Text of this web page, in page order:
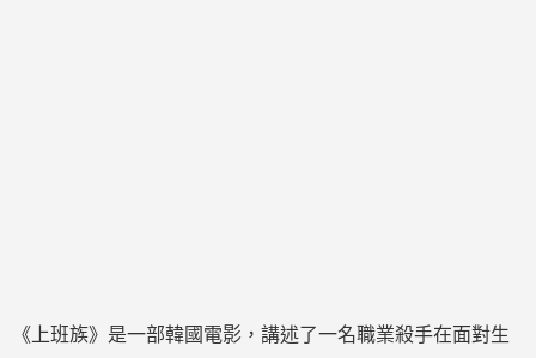
《上班族》是一部韓國電影，講述了一名職業殺手在面對生